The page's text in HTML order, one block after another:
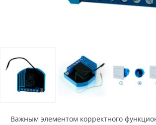
Важным элементом корректного